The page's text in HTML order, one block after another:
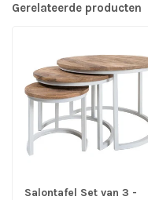
Gerelateerde producten
Salontafel Set van 3 -